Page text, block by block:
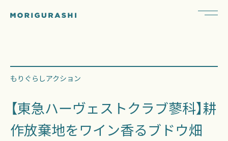
もりぐらしアクション
【東急ハーヴェストクラブ蓼科】耕
作放棄地をワイン香るブドウ畑